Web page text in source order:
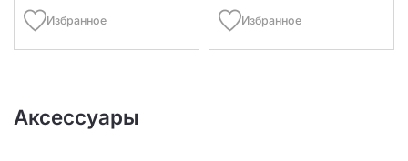
Избранное Избранное
Аксессуары